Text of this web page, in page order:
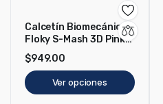
Calcetín Biomecánico
Floky S-Mash 3D Pink
Nebula
$949.00
Ver opciones